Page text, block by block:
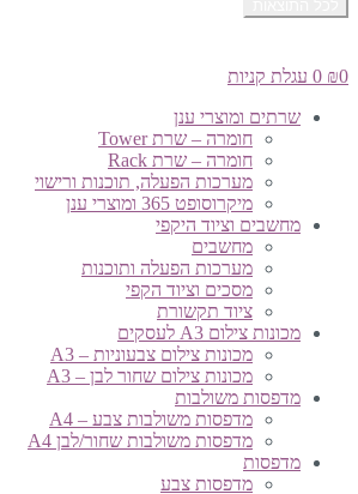
₪0
0 עגלת קניות
שרתים ומוצרי ענן
חומרה – שרת Tower
חומרה – שרת Rack
מערכות הפעלה, תוכנות ורישוי
מיקרוסופט 365 ומוצרי ענן
מחשבים וציוד היקפי
מחשבים
מערכות הפעלה ותוכנות
מסכים וציוד הקפי
ציוד תקשורת
מכונות צילום A3 לעסקים
מכונות צילום צבעוניות – A3
מכונות צילום שחור לבן – A3
מדפסות משולבות
מדפסות משולבות צבע – A4
מדפסות משולבות שחור/לבן A4
מדפסות
מדפסות צבע